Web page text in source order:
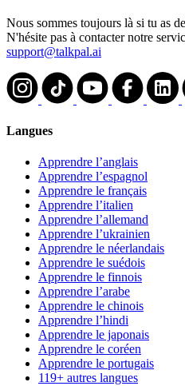
Nous sommes toujours là si tu as
N'hésite pas à contacter notre
support@talkpal.ai
Langues
Apprendre l’anglais
Apprendre l’espagnol
Apprendre le français
Apprendre l’italien
Apprendre l’allemand
Apprendre l’ukrainien
Apprendre le néerlandais
Apprendre le suédois
Apprendre le finnois
Apprendre l’arabe
Apprendre le chinois
Apprendre l’hindi
Apprendre le japonais
Apprendre le coréen
Apprendre le portugais
119+ autres langues